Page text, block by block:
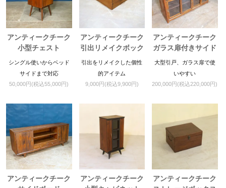
アンティークチーク
小型チェスト
シングル使いからベッド
サイドまで対応
50,000円(税込55,000円)
アンティークチーク
引出リメイクボック
ス
引出をリメイクした個性
的アイテム
9,000円(税込9,900円)
アンティークチーク
ガラス扉付きサイド
ボード
大型引戸、ガラス扉で使
いやすい
200,000円(税込220,000円)
アンティークチーク
アンティークチーク
アンティークチーク